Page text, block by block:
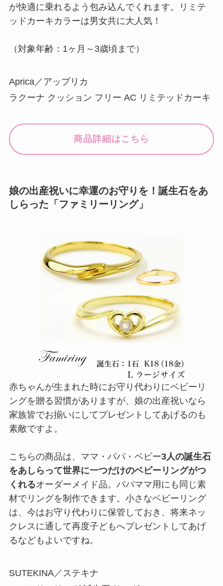
が快適に乗れるよう包み込んでくれます。リミテ
ッドカーキカラーは男女共に大人気！
（対象年齢：1ヶ月～3歳頃まで）
Aprica／アップリカ
ラクーナ クッション フリー AC リミテッドカーキ
商品詳細はこちら
娘の出産祝いに幸運のお守りを！誕生石をあ
しらった「ファミリーリング」
赤ちゃんが生まれた時にお守り代わりにベビーリ
ングを贈る習慣がありますが、娘の出産祝いなら
家族皆でお揃いにしてプレゼントしてあげるのも
素敵ですよ。
こちらの商品は、ママ・パパ・ベビー3人の誕生石
をあしらって世界に一つだけのベビーリングがつ
くれるオーダーメイド品。パパママ用にも同じ素
材でリングを制作できます。小さなベビーリング
は、今はお守り代わりに保管しておき、将来ネッ
クレスに通して再度子どもへプレゼントしてあげ
るなどもよいですね。
SUTEKINA／ステキナ